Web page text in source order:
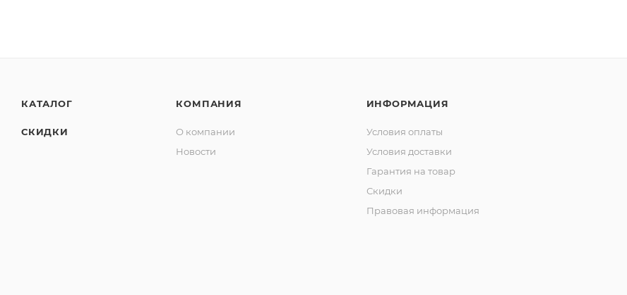
КАТАЛОГ
СКИДКИ
КОМПАНИЯ
О компании
Новости
ИНФОРМАЦИЯ
Условия оплаты
Условия доставки
Гарантия на товар
Скидки
Правовая информация